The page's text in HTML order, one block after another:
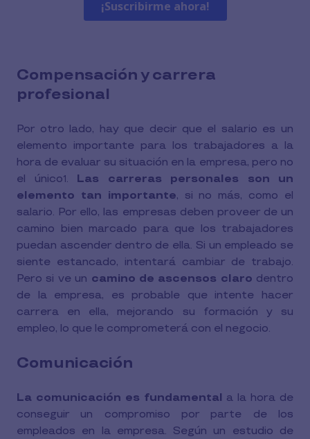
Compensación y carrera
profesional
Por otro lado, hay que decir que el salario es un
elemento importante para los trabajadores a la
hora de evaluar su situación en la empresa, pero no
el único1. Las carreras personales son un
elemento tan importante, si no más, como el
salario. Por ello, las empresas deben proveer de un
camino bien marcado para que los trabajadores
puedan ascender dentro de ella. Si un empleado se
siente estancado, intentará cambiar de trabajo.
Pero si ve un camino de ascensos claro dentro
de la empresa, es probable que intente hacer
carrera en ella, mejorando su formación y su
empleo, lo que le comprometerá con el negocio.
Comunicación
La comunicación es fundamental a la hora de
conseguir un compromiso por parte de los
empleados en la empresa. Según un estudio de